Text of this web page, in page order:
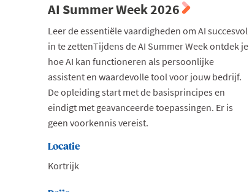
AI Summer Week 2026
Leer de essentiële vaardigheden om AI succesvol
in te zettenTijdens de AI Summer Week ontdek je
hoe AI kan functioneren als persoonlijke
assistent en waardevolle tool voor jouw bedrijf.
De opleiding start met de basisprincipes en
eindigt met geavanceerde toepassingen. Er is
geen voorkennis vereist.
Locatie
Kortrijk